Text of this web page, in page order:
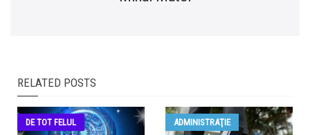
RELATED POSTS
DE TOT FELUL ADMINISTRAŢIE